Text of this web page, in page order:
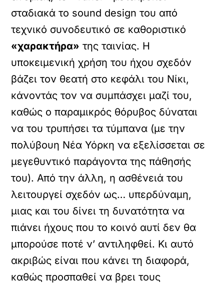
σταδιακά το sound design του από
τεχνικό συνοδευτικό σε καθοριστικό
«χαρακτήρα» της ταινίας. Η
υποκειμενική χρήση του ήχου σχεδόν
βάζει τον θεατή στο κεφάλι του Νίκι,
κάνοντάς τον να συμπάσχει μαζί του,
καθώς ο παραμικρός θόρυβος δύναται
να του τρυπήσει τα τύμπανα (με την
πολύβουη Νέα Υόρκη να εξελίσσεται σε
μεγεθυντικό παράγοντα της πάθησής
του). Από την άλλη, η ασθένειά του
λειτουργεί σχεδόν ως… υπερδύναμη,
μιας και του δίνει τη δυνατότητα να
πιάνει ήχους που το κοινό αυτί δεν θα
μπορούσε ποτέ ν’ αντιληφθεί. Κι αυτό
ακριβώς είναι που κάνει τη διαφορά,
καθώς προσπαθεί να βρει τους